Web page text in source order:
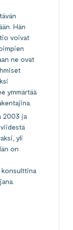
Hän
voivat
ne ovat
ymmärtää
2003 ja
yli
on